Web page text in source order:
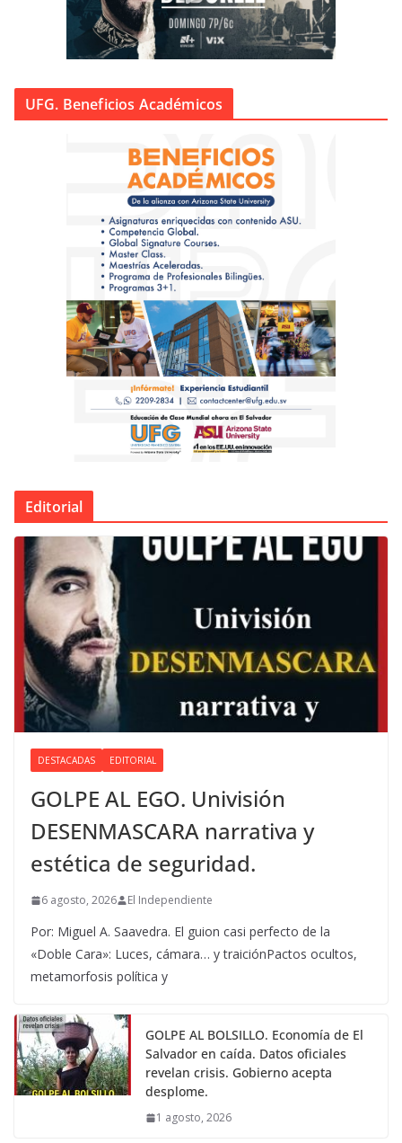
UFG. Beneficios Académicos
Editorial
DESTACADAS EDITORIAL
GOLPE AL EGO. Univisión
DESENMASCARA narrativa y
estética de seguridad.
6 agosto, 2026 El Independiente
Por: Miguel A. Saavedra. El guion casi perfecto de la
«Doble Cara»: Luces, cámara… y traiciónPactos ocultos,
metamorfosis política y
GOLPE AL BOLSILLO. Economía de El
Salvador en caída. Datos oficiales
revelan crisis. Gobierno acepta
desplome.
1 agosto, 2026